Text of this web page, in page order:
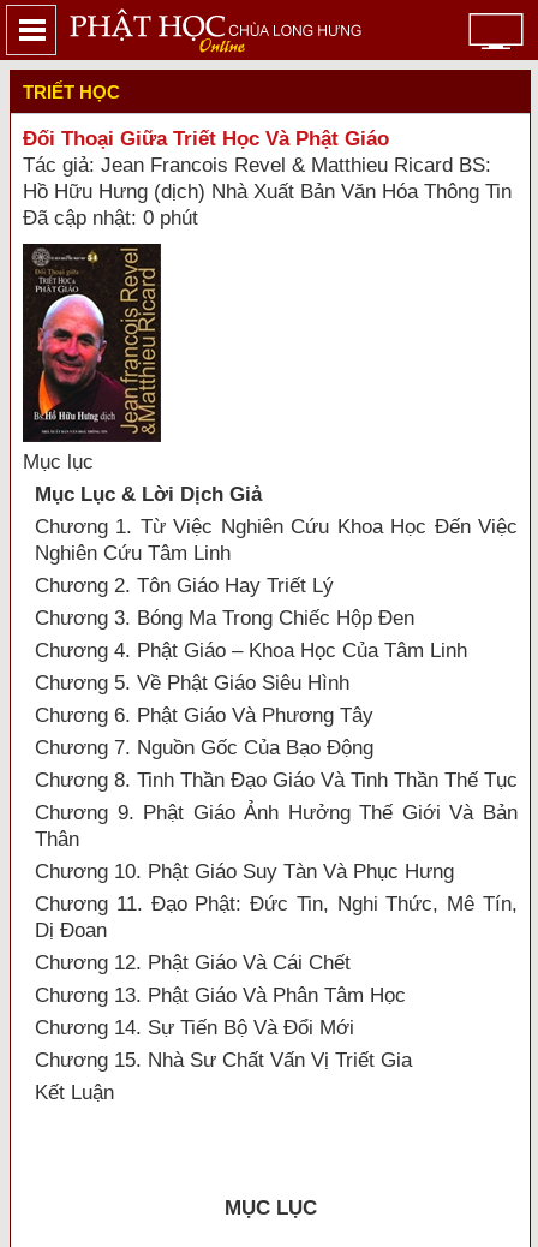
TRIẾT HỌC
Đối Thoại Giữa Triết Học Và Phật Giáo
Tác giả: Jean Francois Revel & Matthieu Ricard BS:
Hồ Hữu Hưng (dịch) Nhà Xuất Bản Văn Hóa Thông Tin
Đã cập nhật: 0 phút
Mục lục
Mục Lục & Lời Dịch Giả
Chương 1. Từ Việc Nghiên Cứu Khoa Học Đến Việc
Nghiên Cứu Tâm Linh
Chương 2. Tôn Giáo Hay Triết Lý
Chương 3. Bóng Ma Trong Chiếc Hộp Đen
Chương 4. Phật Giáo – Khoa Học Của Tâm Linh
Chương 5. Về Phật Giáo Siêu Hình
Chương 6. Phật Giáo Và Phương Tây
Chương 7. Nguồn Gốc Của Bạo Động
Chương 8. Tinh Thần Đạo Giáo Và Tinh Thần Thế Tục
Chương 9. Phật Giáo Ảnh Hưởng Thế Giới Và Bản
Thân
Chương 10. Phật Giáo Suy Tàn Và Phục Hưng
Chương 11. Đạo Phật: Đức Tin, Nghi Thức, Mê Tín,
Dị Đoan
Chương 12. Phật Giáo Và Cái Chết
Chương 13. Phật Giáo Và Phân Tâm Học
Chương 14. Sự Tiến Bộ Và Đổi Mới
Chương 15. Nhà Sư Chất Vấn Vị Triết Gia
Kết Luận
MỤC LỤC